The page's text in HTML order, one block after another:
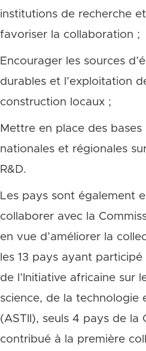
institutions de recherche
favoriser la collaboration ;
Encourager les sources
durables et l’exploitation
construction locaux ;
Mettre en place des
nationales et régionales
R&D.
Les pays sont également
collaborer avec la
en vue d’améliorer la
les 13 pays ayant
de l’Initiative africaine sur
science, de la technologie
(ASTII), seuls 4 pays de la
contribué à la première